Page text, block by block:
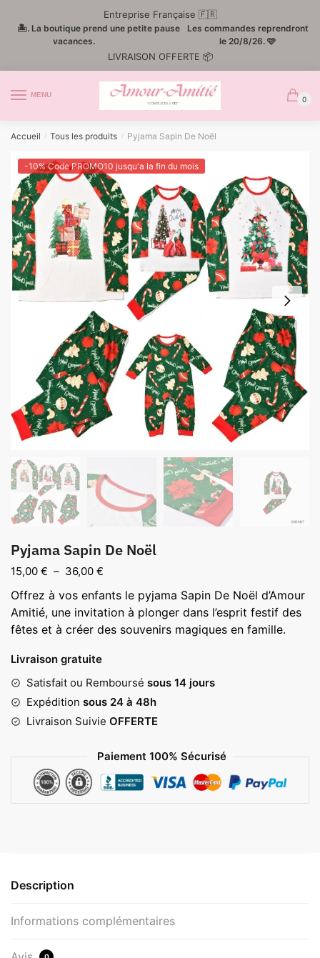
Entreprise Française 🇫🇷
🏝️. La boutique prend une petite pause
vacances.
Les commandes reprendront
le 20/8/26. 🩷
LIVRAISON OFFERTE 📦
MENU
0
Accueil / Tous les produits / Pyjama Sapin De Noël
-10% Code PROMO10 jusqu'a la fin du mois
Pyjama Sapin De Noël
15,00 € – 36,00 €
prix :
15,00 €
à
Offrez à vos enfants le pyjama Sapin De Noël d’Amour
Amitié, une invitation à plonger dans l’esprit festif des
fêtes et à créer des souvenirs magiques en famille.
Livraison gratuite
Satisfait ou Remboursé sous 14 jours
Expédition sous 24 à 48h
Livraison Suivie OFFERTE
Paiement 100% Sécurisé
Description
Informations complémentaires